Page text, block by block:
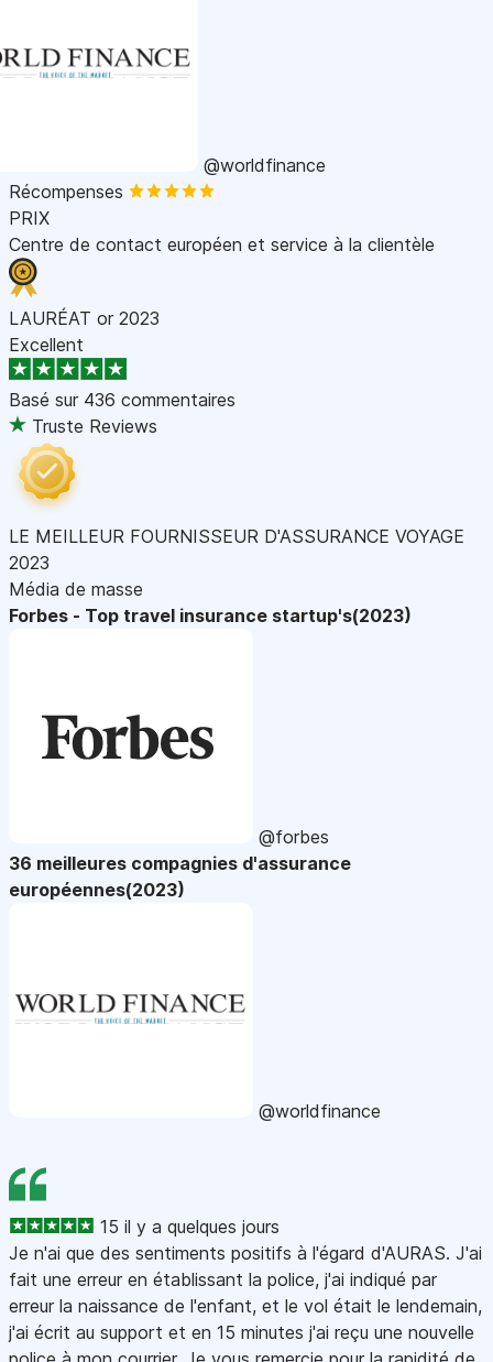
@worldfinance
Récompenses
PRIX
Centre de contact européen et service à la clientèle
LAURÉAT or 2023
Excellent
Basé sur 436 commentaires
Truste Reviews
LE MEILLEUR FOURNISSEUR D'ASSURANCE VOYAGE
2023
Média de masse
Forbes - Top travel insurance startup's(2023)
@forbes
36 meilleures compagnies d'assurance
européennes(2023)
@worldfinance
15 il y a quelques jours
Je n'ai que des sentiments positifs à l'égard d'AURAS. J'ai
fait une erreur en établissant la police, j'ai indiqué par
erreur la naissance de l'enfant, et le vol était le lendemain,
j'ai écrit au support et en 15 minutes j'ai reçu une nouvelle